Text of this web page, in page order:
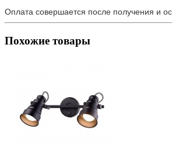
Оплата совершается после получения и
Похожие товары